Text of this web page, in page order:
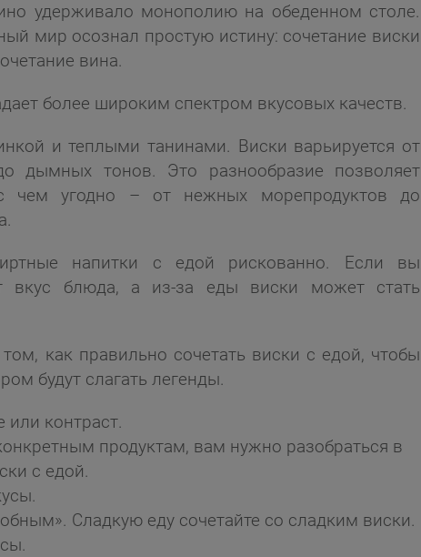
удерживало монополию на обеденном столе.
мир осознал простую истину: сочетание виски
вина.
более широким спектром вкусовых качеств.
и теплыми танинами. Виски варьируется от
дымных тонов. Это разнообразие позволяет
чем угодно – от нежных морепродуктов до
напитки с едой рискованно. Если вы
вкус блюда, а из-за еды виски может стать
как правильно сочетать виски с едой, чтобы
будут слагать легенды.
или контраст.
продуктам, вам нужно разобраться в
с едой.
Сладкую еду сочетайте со сладким виски.